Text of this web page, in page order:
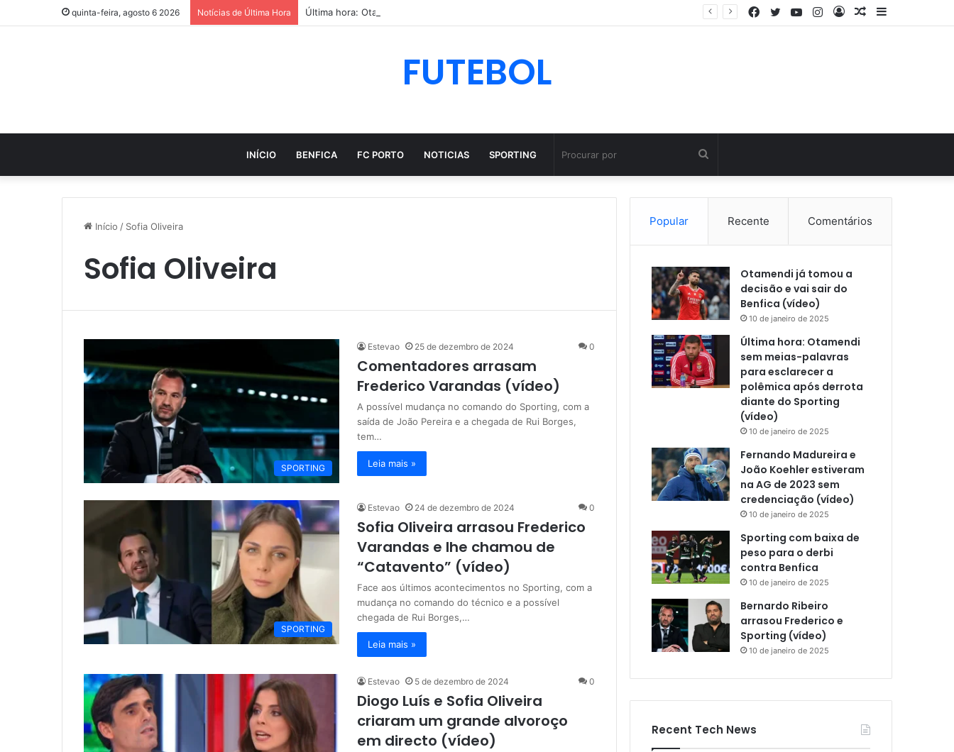
quinta-feira, agosto 6 2026 Notícias de Última Hora
Barra
Artigo
Entrar
Instagram
YouTube
Twitter
Facebook
FUTEBOL
INÍCIO BENFICA FC PORTO NOTICIAS SPORTING Procurar
por
Início / Sofia Oliveira
Sofia Oliveira
SPORTING
Estevao 25 de dezembro de 2024 0
Comentadores arrasam
Frederico Varandas (vídeo)
A possível mudança no comando do Sporting, com a
saída de João Pereira e a chegada de Rui Borges,
tem…
Leia mais »
SPORTING
Estevao 24 de dezembro de 2024 0
Sofia Oliveira arrasou Frederico
Varandas e lhe chamou de
“Catavento” (vídeo)
Face aos últimos acontecimentos no Sporting, com a
mudança no comando do técnico e a possível
chegada de Rui Borges,…
Leia mais »
Estevao 5 de dezembro de 2024 0
Diogo Luís e Sofia Oliveira
criaram um grande alvoroço
em directo (vídeo)
Popular Recente Comentários
Otamendi já tomou a
decisão e vai sair do
Benfica (vídeo)
10 de janeiro de 2025
Última hora: Otamendi
sem meias-palavras
para esclarecer a
polêmica após derrota
diante do Sporting
(vídeo)
10 de janeiro de 2025
Fernando Madureira e
João Koehler estiveram
na AG de 2023 sem
credenciação (vídeo)
10 de janeiro de 2025
Sporting com baixa de
peso para o derbi
contra Benfica
10 de janeiro de 2025
Bernardo Ribeiro
arrasou Frederico e
Sporting (vídeo)
10 de janeiro de 2025
Recent Tech News